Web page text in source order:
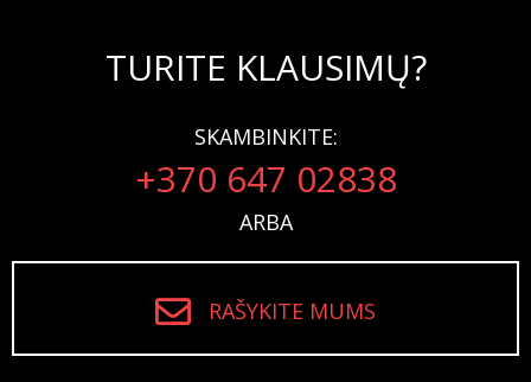
TURITE KLAUSIMŲ?
SKAMBINKITE:
+370 647 02838
ARBA
RAŠYKITE MUMS